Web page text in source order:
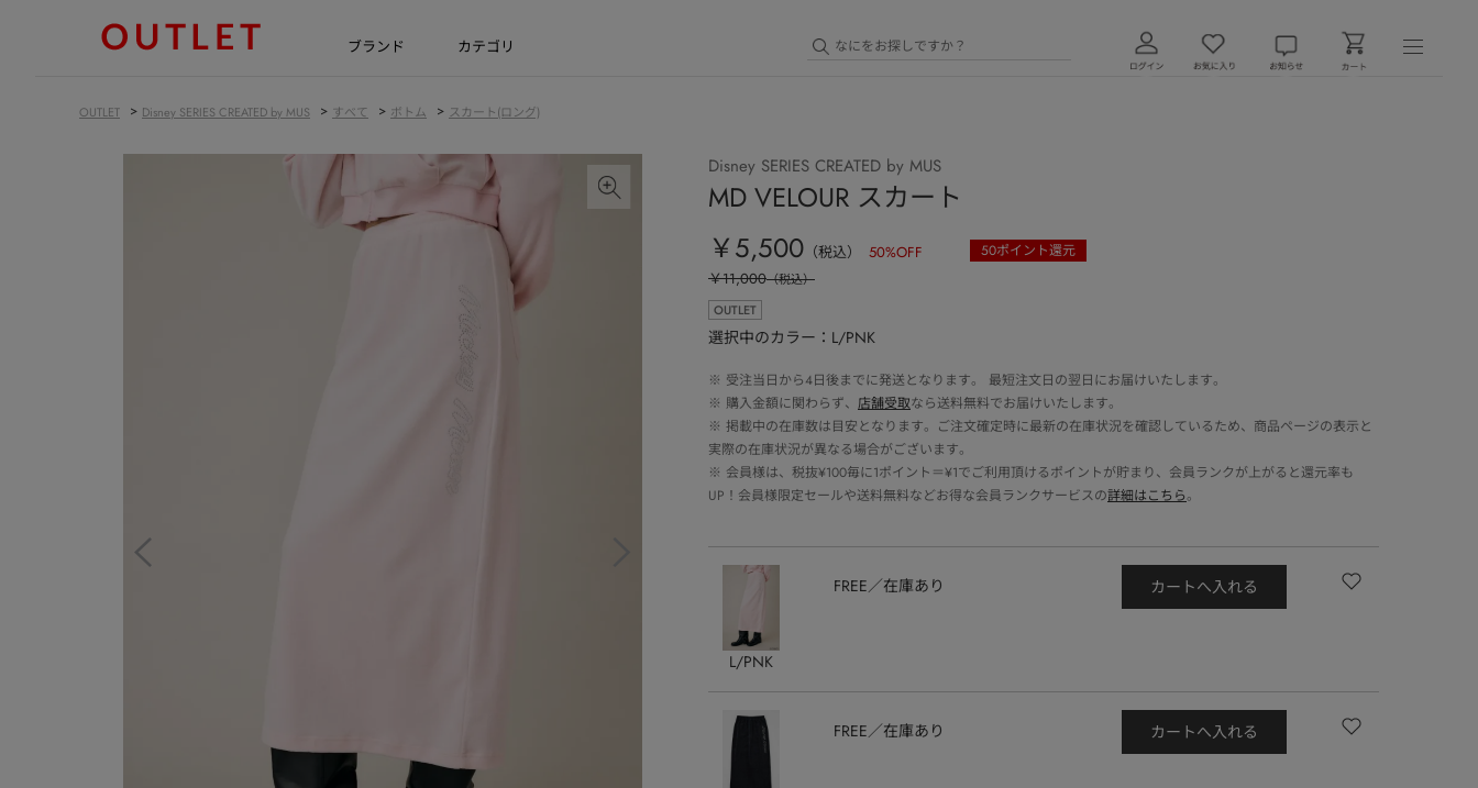
ブランド カテゴリ
OUTLET > Disney SERIES CREATED by MUS > すべて > ボトム > スカート(ロング)
Disney SERIES CREATED by MUS
MD VELOUR スカート
￥5,500 （税込） 50%OFF 50ポイント還元
￥11,000（税込）
OUTLET
選択中のカラー：L/PNK
※ 受注当日から4日後までに発送となります。 最短注文日の翌日にお届けいたします。
※ 購入金額に関わらず、 店舗受取なら送料無料でお届けいたします。
※ 掲載中の在庫数は目安となります。ご注文確定時に最新の在庫状況を確認しているため、商品ページの表示と
実際の在庫状況が異なる場合がございます。
※ 会員様は、税抜¥100毎に1ポイント＝¥1でご利用頂けるポイントが貯まり、会員ランクが上がると還元率も
UP！会員様限定セールや送料無料などお得な会員ランクサービスの詳細はこちら。
L/PNK
FREE 在庫あり カートへ入れる
FREE 在庫あり カートへ入れる